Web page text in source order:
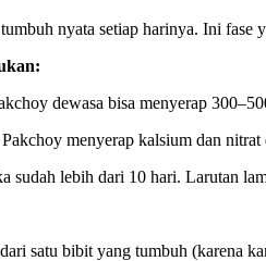
nyata setiap harinya. Ini fase
dewasa bisa menyerap
menyerap kalsium dan
sudah lebih dari 10 hari. Larutan
satu bibit yang tumbuh (karena